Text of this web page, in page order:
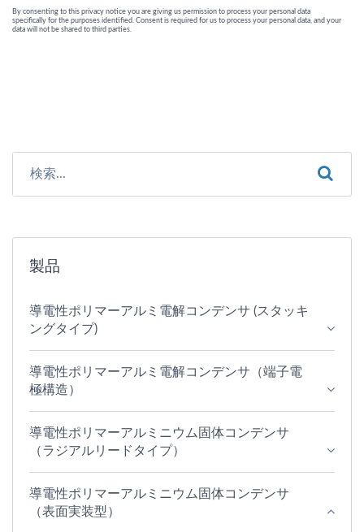
製品
導電性ポリマーアルミ電解コンデンサ (スタッキ
ングタイプ)
導電性ポリマーアルミ電解コンデンサ（端子電
極構造）
導電性ポリマーアルミニウム固体コンデンサ
（ラジアルリードタイプ）
導電性ポリマーアルミニウム固体コンデンサ
（表面実装型）